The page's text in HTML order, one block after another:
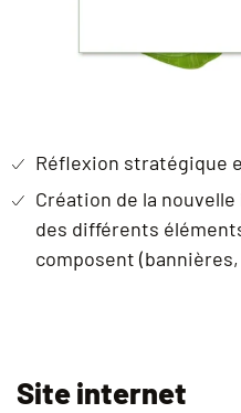
Réflexion stratégique
Création de la
des différents
composent
Site internet